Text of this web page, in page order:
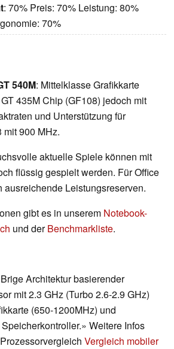
: 70% Preis: 70% Leistung: 80%
70%
540M: Mittelklasse Grafikkarte
435M Chip (GF108) jedoch mit
und Unterstützung für
900 MHz.
aktuelle Spiele können mit
flüssig gespielt werden. Für Office
ausreichende Leistungsreserven.
gibt es in unserem Notebook-
und derBenchmarkliste.
Architektur basierender
mit 2.3 GHz (Turbo 2.6-2.9 GHz)
(650-1200MHz) und
Weitere Infos
Vergleich mobiler